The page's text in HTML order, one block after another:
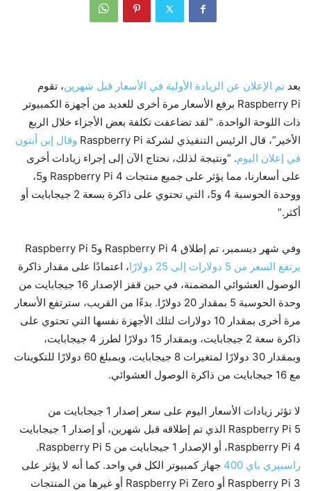
بعد تم الإعلان عن الزيادة الأولية في الأسعار قبل شهرين، تقوم
Raspberry Pi برفع الأسعار مرة أخرى للعديد من أجهزة الكمبيوتر
ذات اللوحة الواحدة. “لقد تضاعفت تكلفة بعض الأجزاء خلال الربع
الأخير”، قال الرئيس التنفيذي لشركة Raspberry Pi
وقال إبن أبتون
في إعلان اليوم. “ونتيجة لذلك، نحتاج الآن إلى إجراء زيادات أخرى
على أسعارنا، مما يؤثر على جميع منتجات Raspberry Pi 4 و5،
ووحدة الحوسبة 4 و5، التي تحتوي على ذاكرة بسعة 2 جيجابايت أو
أكثر.”
وفي شهر ديسمبر، تم إطلاق Raspberry Pi 4 وRaspberry Pi 5
يرتفع السعر من 5 دولارات إلى 25 دولارًا
، اعتمادًا على مقدار ذاكرة
الوصول العشوائي المضمنة، في حين قفز الإصدار 16 جيجابايت من
وحدة الحوسبة 5 بمقدار 20 دولارًا. بدءًا من القريب، سترتفع الأسعار
مرة أخرى بمقدار 10 دولارات لتلك الأجهزة نفسها التي تحتوي على
ذاكرة سعة 2 جيجابايت، وبمقدار 15 دولارًا لطرز 4 جيجابايت،
وبمقدار 30 دولارًا لمتغيرات 8 جيجابايت، وبمبلغ 60 دولارًا للتكوينات
مع 16 جيجابايت من ذاكرة الوصول العشوائي.
لا تؤثر زيادات الأسعار اليوم على سعر إصدار 1 جيجابايت من
Raspberry Pi 5 الذي تم إطلاقه قبل شهرين، أو إصدار 1 جيجابايت
Raspberry Pi 4، أو الإصدار 1 جيجابايت من Raspberry Pi 5.
راسبيري باي 400
جهاز كمبيوتر الكل في واحد. كما أنه لا يؤثر على
Raspberry Pi 3 أو Raspberry Pi Zero أو غيرها من المنتجات